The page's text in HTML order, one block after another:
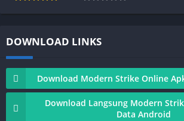
DOWNLOAD LINKS
Download Modern Strike Online
Download Langsung Modern
Data Android